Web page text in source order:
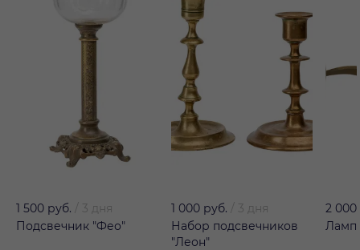
1 500 руб.
3 дня
Подсвечник "Фео"
1 000 руб.
3 дня
Набор подсвечников
"Леон"
2 000